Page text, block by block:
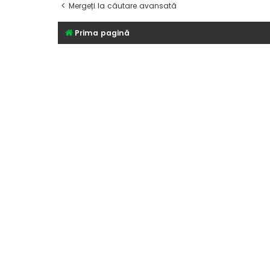
Mergeți la căutare avansată
Prima pagină